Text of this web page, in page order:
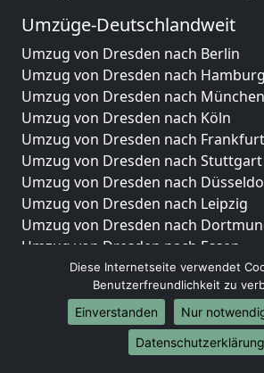
Umzüge-Deutschlandweit
Umzug von Dresden nach Berlin
Umzug von Dresden nach Hamburg
Umzug von Dresden nach München
Umzug von Dresden nach Köln
Umzug von Dresden nach
Umzug von Dresden nach Stuttgart
Umzug von Dresden nach
Umzug von Dresden nach Leipzig
Umzug von Dresden nach
Umzug von Dresden nach Essen
Umzug von Dresden nach Bremen
Umzug von Dresden nach Dresden
Umzug von Dresden nach
Umzug von Dresden nach
Umzug von Dresden nach Duisburg
Diese Internetseite verwendet
Benutzerfreundlichkeit zu
Einverstanden
Nur
Datenschutzerklärung